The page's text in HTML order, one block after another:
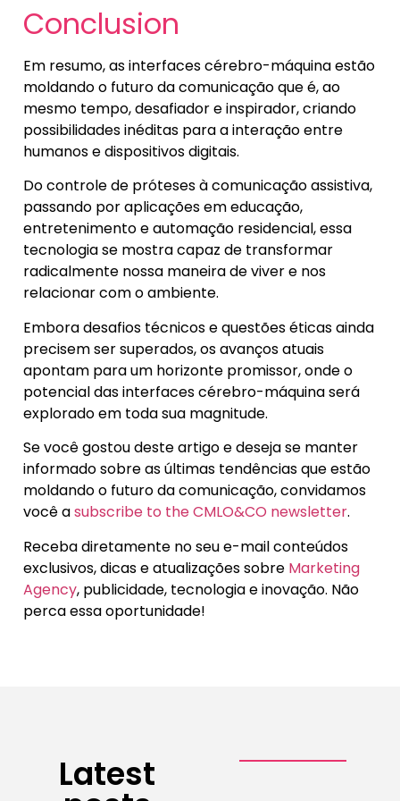
Conclusion
Em resumo, as interfaces cérebro-máquina estão
moldando o futuro da comunicação que é, ao
mesmo tempo, desafiador e inspirador, criando
possibilidades inéditas para a interação entre
humanos e dispositivos digitais.
Do controle de próteses à comunicação assistiva,
passando por aplicações em educação,
entretenimento e automação residencial, essa
tecnologia se mostra capaz de transformar
radicalmente nossa maneira de viver e nos
relacionar com o ambiente.
Embora desafios técnicos e questões éticas ainda
precisem ser superados, os avanços atuais
apontam para um horizonte promissor, onde o
potencial das interfaces cérebro-máquina será
explorado em toda sua magnitude.
Se você gostou deste artigo e deseja se manter
informado sobre as últimas tendências que estão
moldando o futuro da comunicação, convidamos
você asubscribe to the CMLO&CO newsletter.
Receba diretamente no seu e-mail conteúdos
exclusivos, dicas e atualizações sobre Marketing
Agency, publicidade, tecnologia e inovação. Não
perca essa oportunidade!
Latest